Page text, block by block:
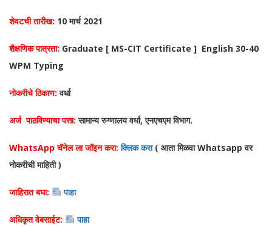
शेवटची तारीख: 10 मार्च 2021
शैक्षणिक पात्रता: Graduate [ MS-CIT Certificate ] English 30-40
WPM Typing
नोकरीचे ठिकाण: वर्धा
अर्ज पाठविण्याचा पत्ता: सामान्य रुग्णालय वर्धा, एनएचएम विभाग.
WhatsApp चॅनेल ला जॉइन करा:क्लिक करा ( आता मिळवा Whatsapp वर
नोकरीची माहिती )
जाहिरात बघा: पाहा
अधिकृत वेबसाईट: पाहा